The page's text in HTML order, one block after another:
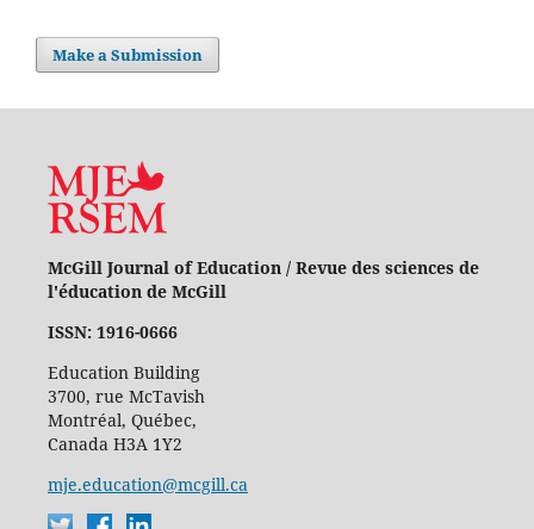
Make a Submission
McGill Journal of Education / Revue des sciences de
l'éducation de McGill
ISSN: 1916-0666
Education Building
3700, rue McTavish
Montréal, Québec,
Canada H3A 1Y2
mje.education@mcgill.ca